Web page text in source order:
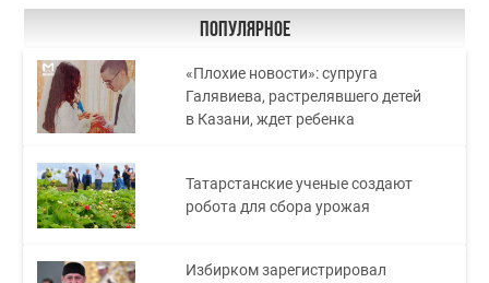
Популярное
«Плохие новости»: супруга
Галявиева, растрелявшего детей
в Казани, ждет ребенка
Татарстанские ученые создают
робота для сбора урожая
Избирком зарегистрировал